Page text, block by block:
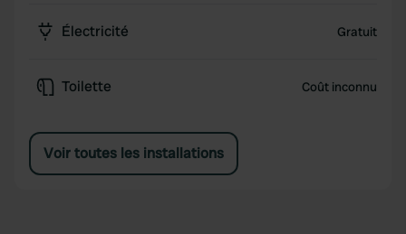
Électricité Gratuit
Toilette Coût inconnu
Voir toutes les installations